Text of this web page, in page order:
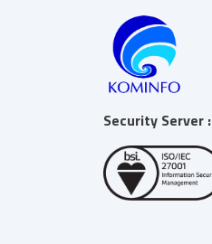
Security Server :